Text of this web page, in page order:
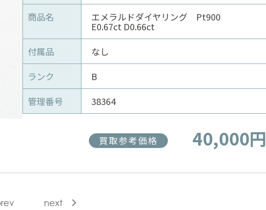
商品名
エメラルドダイヤリング Pt900
E0.67ct D0.66ct
付属品
なし
ランク
B
管理番号
38364
買取参考価格 40,000円
next